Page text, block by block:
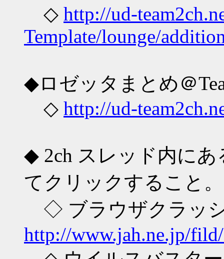
◇ http://ud-
Template/lounge/
◆ロゼッタまとめ＠
◇ http://ud-
◆ 2ch スレッド内に
てクリックすること。
◇ ブラウザクラ
http://www.jah.ne.jp/